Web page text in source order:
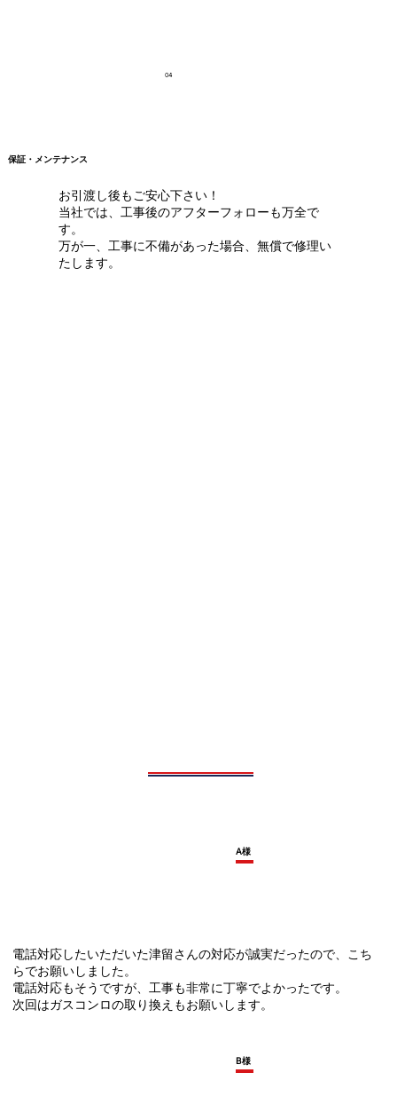
04
お引渡し後もご安心下さい！
当社では、工事後のアフターフォローも万全で
す。
万が一、工事に不備があった場合、無償で修理い
たします。
保証・メンテナンス
電話対応したいただいた津留さんの対応が誠実だったので、こち
らでお願いしました。
電話対応もそうですが、工事も非常に丁寧でよかったです。
次回はガスコンロの取り換えもお願いします。
A様
B様